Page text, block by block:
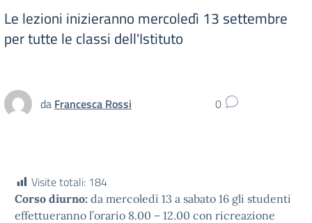
Le lezioni inizieranno mercoledì 13 settembre
per tutte le classi dell'Istituto
da Francesca Rossi 0
Visite totali: 184
Corso diurno: da mercoledì 13 a sabato 16 gli studenti
effettueranno l’orario 8.00 – 12.00 con ricreazione